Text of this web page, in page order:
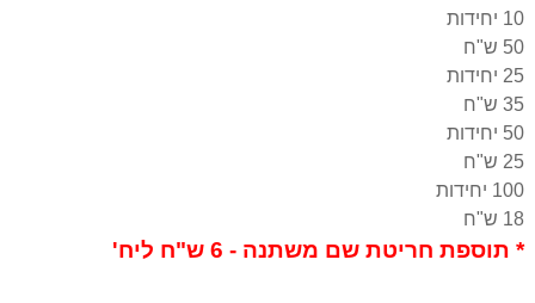
10 יחידות
50 ש"ח
25 יחידות
35 ש"ח
50 יחידות
25 ש"ח
100 יחידות
18 ש"ח
* תוספת חריטת שם משתנה - 6 ש"ח ליח'